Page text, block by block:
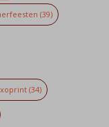
(39)
(34)